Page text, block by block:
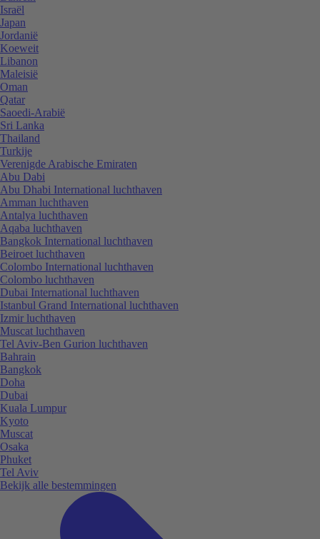
Israël
Japan
Jordanië
Koeweit
Libanon
Maleisië
Oman
Qatar
Saoedi-Arabië
Sri Lanka
Thailand
Turkije
Verenigde Arabische Emiraten
Abu Dabi
Abu Dhabi International luchthaven
Amman luchthaven
Antalya luchthaven
Aqaba luchthaven
Bangkok International luchthaven
Beiroet luchthaven
Colombo International luchthaven
Colombo luchthaven
Dubai International luchthaven
Istanbul Grand International luchthaven
Izmir luchthaven
Muscat luchthaven
Tel Aviv-Ben Gurion luchthaven
Bahrain
Bangkok
Doha
Dubai
Kuala Lumpur
Kyoto
Muscat
Osaka
Phuket
Tel Aviv
Bekijk alle bestemmingen